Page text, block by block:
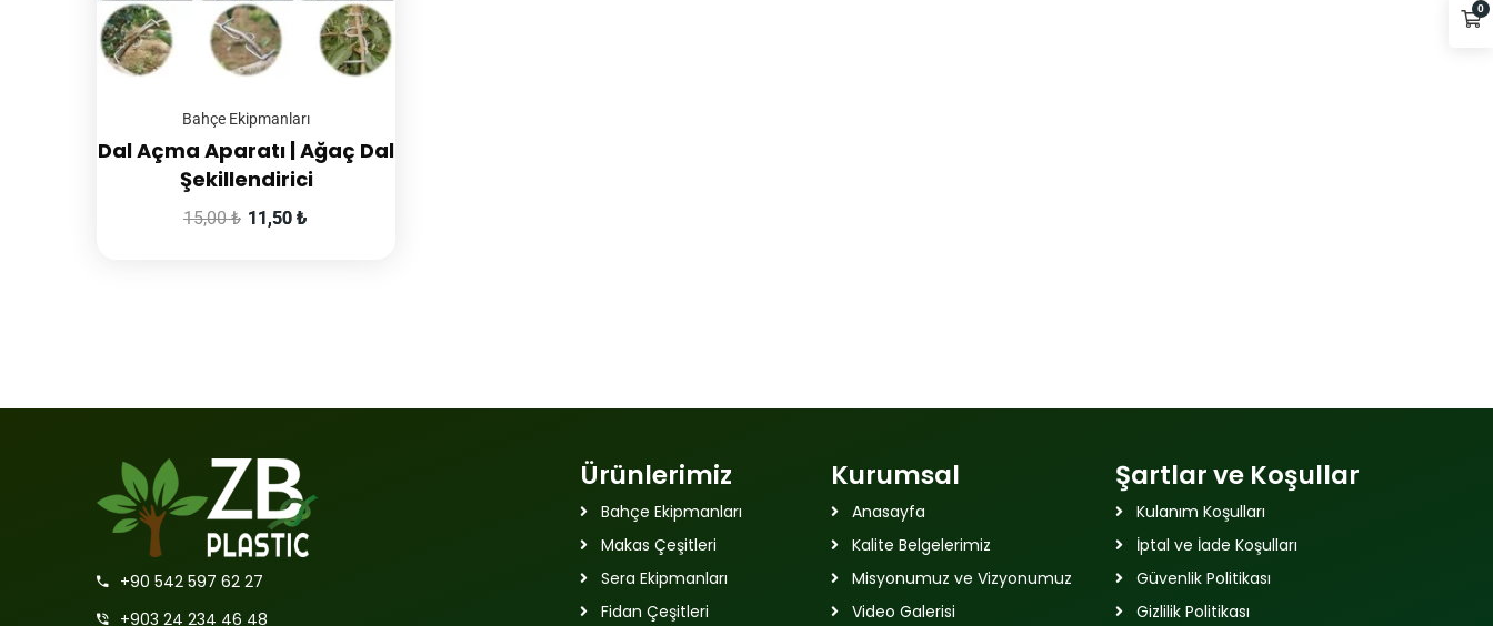
Bahçe Ekipmanları
Dal Açma Aparatı | Ağaç Dal
Şekillendirici
15,00₺ 11,50 ₺
+90 542 597 62 27
+903 24 234 46 48
Ürünlerimiz
Bahçe Ekipmanları
Makas Çeşitleri
Sera Ekipmanları
Fidan Çeşitleri
Kurumsal
Anasayfa
Kalite Belgelerimiz
Misyonumuz ve Vizyonumuz
Video Galerisi
Şartlar ve Koşullar
Kulanım Koşulları
İptal ve İade Koşulları
Güvenlik Politikası
Gizlilik Politikası
0